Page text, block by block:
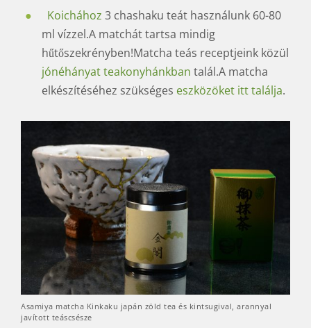
Koichához 3 chashaku teát használunk 60-80
ml vízzel.A matchát tartsa mindig
hűtőszekrényben!Matcha teás receptjeink közül
jónéhányat teakonyhánkban talál.A matcha
elkészítéséhez szükséges eszközöket itt találja.
Asamiya matcha Kinkaku japán zöld tea és kintsugival, arannyal
javított teáscsésze